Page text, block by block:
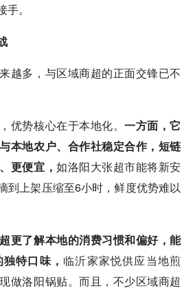
。
越多，与区域商超的正面交锋已不
优势核心在于本地化。一方面，它
本地农户、合作社稳定合作，短链
更便宜，如洛阳大张超市能将新安
到上架压缩至6小时，鲜度优势难以
更了解本地的消费习惯和偏好，能
特口味， 临沂家家悦供应当地煎
做洛阳锅贴。而且，不少区域商超